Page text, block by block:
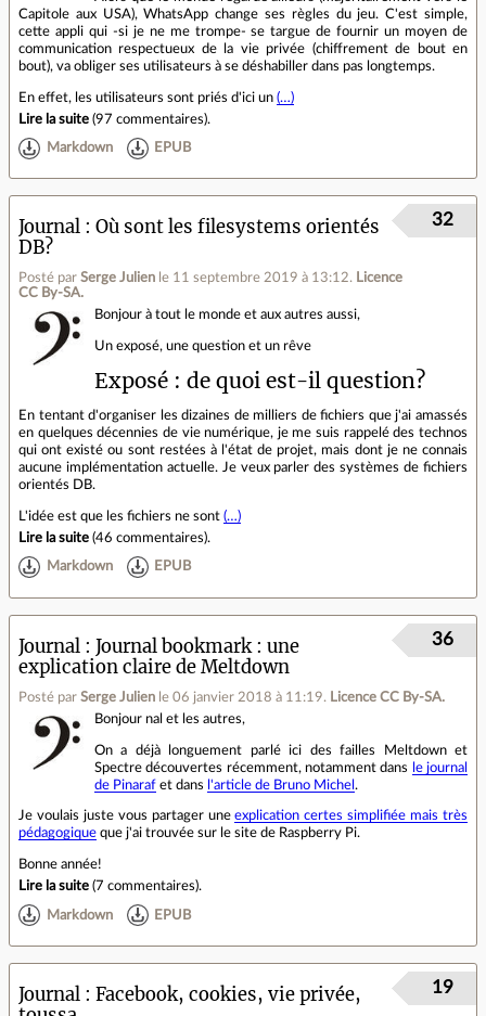
Capitole aux USA), WhatsApp change ses règles du jeu. C'est simple,
cette appli qui -si je ne me trompe- se targue de fournir un moyen de
communication respectueux de la vie privée (chiffrement de bout en
bout), va obliger ses utilisateurs à se déshabiller dans pas longtemps.
En effet, les utilisateurs sont priés d'ici un (…)
Lire la suite (97 commentaires).
Markdown EPUB
Journal
Où sont les filesystems orientés
DB?
Posté par Serge Julien le 11 septembre 2019 à 13:12. Licence
CC By‑SA.
32
Bonjour à tout le monde et aux autres aussi,
Un exposé, une question et un rêve
Exposé : de quoi est-il question?
En tentant d'organiser les dizaines de milliers de fichiers que j'ai amassés
en quelques décennies de vie numérique, je me suis rappelé des technos
qui ont existé ou sont restées à l'état de projet, mais dont je ne connais
aucune implémentation actuelle. Je veux parler des systèmes de fichiers
orientés DB.
L'idée est que les fichiers ne sont (…)
Lire la suite (46 commentaires).
Markdown EPUB
Journal
Journal bookmark : une
explication claire de Meltdown
Posté par Serge Julien le 06 janvier 2018 à 11:19. Licence CC By‑SA.
36
Bonjour nal et les autres,
On a déjà longuement parlé ici des failles Meltdown et
Spectre découvertes récemment, notamment dans
le journal
de Pinaraf et dans l'article de Bruno Michel .
Je voulais juste vous partager uneexplication certes simplifiée mais très
pédagogique que j'ai trouvée sur le site de Raspberry Pi.
Bonne année!
Lire la suite (7 commentaires).
Markdown EPUB
Journal
Facebook, cookies, vie privée,
19